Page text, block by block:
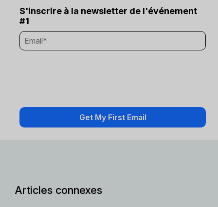
S'inscrire à la newsletter de l'événement
#1
Articles connexes